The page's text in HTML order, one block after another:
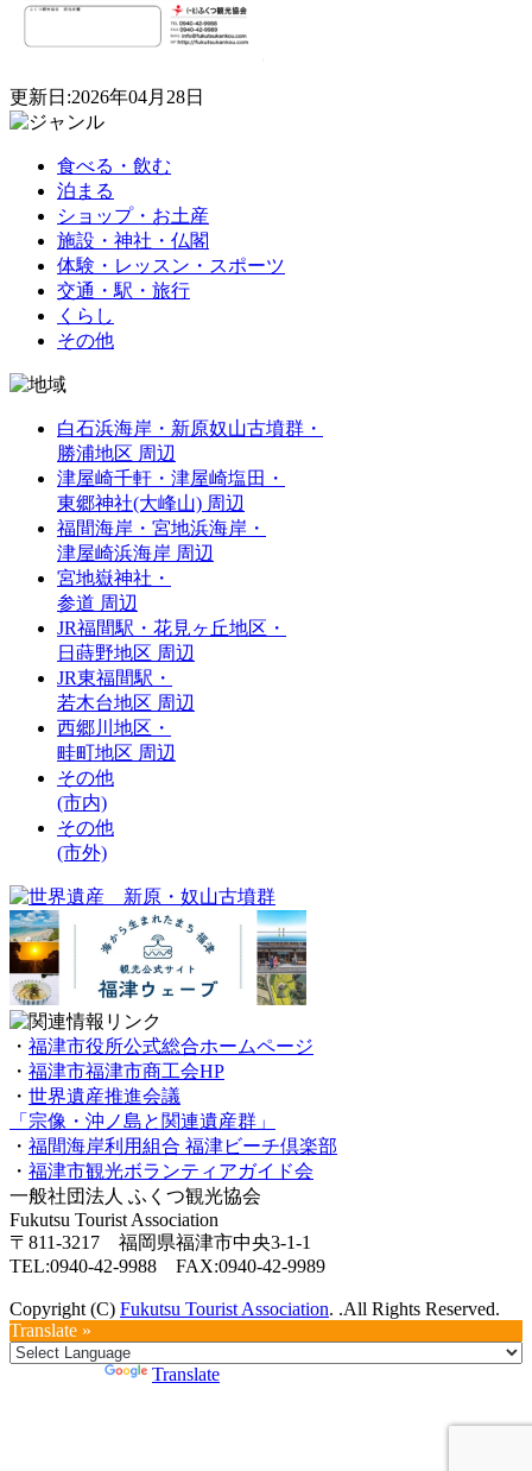
更新日:2026年04月28日
食べる・飲む
泊まる
ショップ・お土産
施設・神社・仏閣
体験・レッスン・スポーツ
交通・駅・旅行
くらし
その他
白石浜海岸・新原奴山古墳群・
勝浦地区 周辺
津屋崎千軒・津屋崎塩田・
東郷神社(大峰山) 周辺
福間海岸・宮地浜海岸・
津屋崎浜海岸 周辺
宮地嶽神社・
参道 周辺
JR福間駅・花見ヶ丘地区・
日蒔野地区 周辺
JR東福間駅・
若木台地区 周辺
西郷川地区・
畦町地区 周辺
その他
(市内)
その他
(市外)
・ 福津市役所公式総合ホームページ
・ 福津市福津市商工会HP
・ 世界遺産推進会議
「宗像・沖ノ島と関連遺産群」
・ 福間海岸利用組合 福津ビーチ倶楽部
・ 福津市観光ボランティアガイド会
一般社団法人 ふくつ観光協会
Fukutsu Tourist Association
〒811-3217 福岡県福津市中央3-1-1
TEL:0940-42-9988 FAX:0940-42-9989
Copyright (C) Fukutsu Tourist Association. .All Rights Reserved.
Translate »
Translate